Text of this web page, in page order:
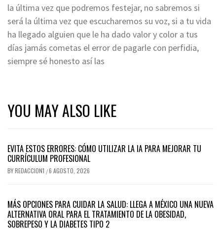
la última vez que podremos festejar, no sabremos si
será la última vez que escucharemos su voz, si a tu vida
ha llegado alguien que le ha dado valor y color a tus
días jamás cometas el error de pagarle con perfidia,
siempre sé honesto así las
YOU MAY ALSO LIKE
EVITA ESTOS ERRORES: CÓMO UTILIZAR LA IA PARA MEJORAR TU
CURRÍCULUM PROFESIONAL
BYREDACCION1 /6 AGOSTO, 2026
MÁS OPCIONES PARA CUIDAR LA SALUD: LLEGA A MÉXICO UNA NUEVA
ALTERNATIVA ORAL PARA EL TRATAMIENTO DE LA OBESIDAD,
SOBREPESO Y LA DIABETES TIPO 2